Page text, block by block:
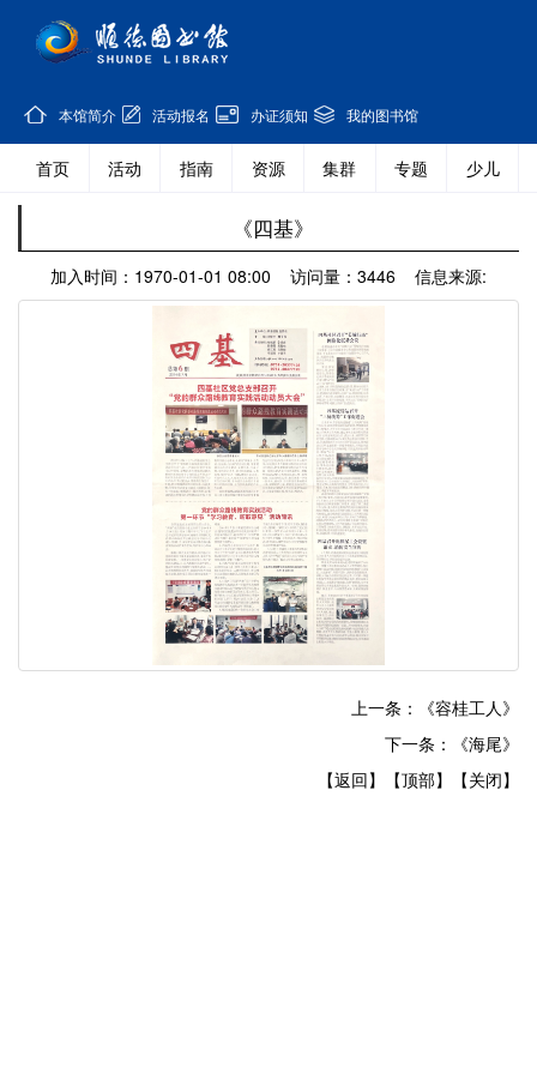
本馆简介 活动报名 办证须知 我的图书馆
首页 活动 指南 资源 集群 专题 少儿
《四基》
加入时间：1970-01-01 08:00 访问量：3446 信息来源:
上一条：《容桂工人》
下一条：《海尾》
【返回】
【顶部】 【关闭】